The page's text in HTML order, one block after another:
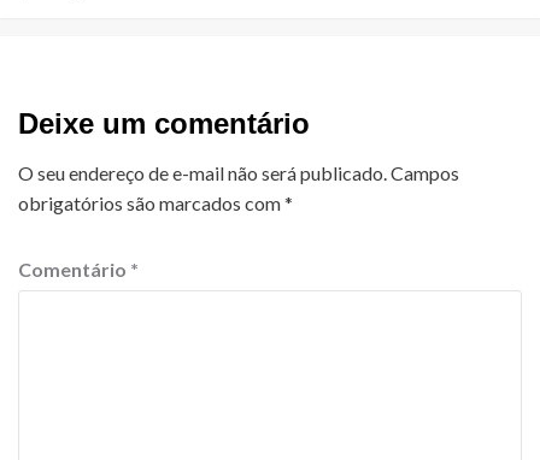
Deixe um comentário
O seu endereço de e-mail não será publicado.Campos
obrigatórios são marcados com*
Comentário *